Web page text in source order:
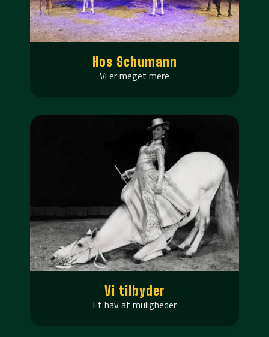
Hos Schumann
Vi er meget mere
Vi tilbyder
Et hav af muligheder